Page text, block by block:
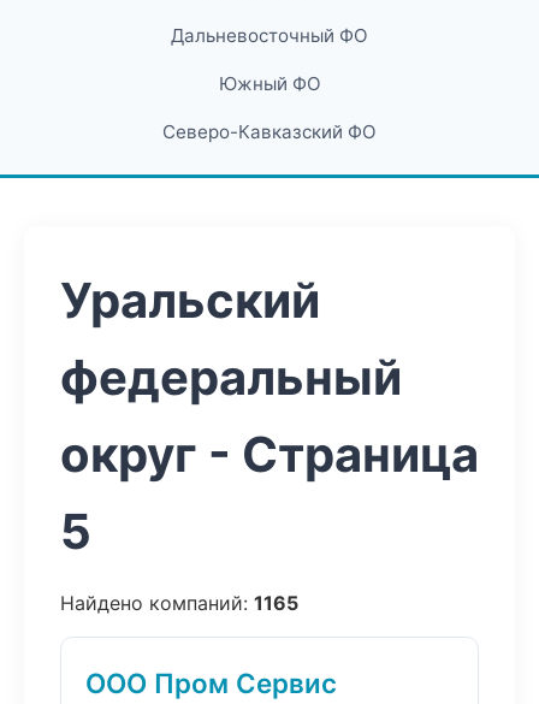
Дальневосточный ФО
Южный ФО
Северо-Кавказский ФО
Уральский
федеральный
округ - Страница
5
Найдено компаний: 1165
ООО Пром Сервис